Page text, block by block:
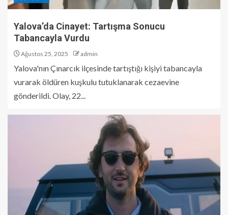
Yalova’da Cinayet: Tartışma Sonucu
Tabancayla Vurdu
Ağustos 25, 2025 admin
Yalova'nın Çınarcık ilçesinde tartıştığı kişiyi tabancayla
vurarak öldüren kuşkulu tutuklanarak cezaevine
gönderildi. Olay, 22...